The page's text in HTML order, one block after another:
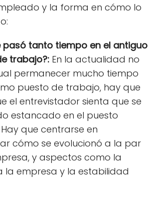
y la forma en cómo lo
pasó tanto tiempo en el antiguo
trabajo?: En la actualidad no
permanecer mucho tiempo
puesto de trabajo, hay que
el entrevistador sienta que se
estancado en el puesto
que centrarse en
cómo se evolucionó a la par
y aspectos como la
la empresa y la estabilidad